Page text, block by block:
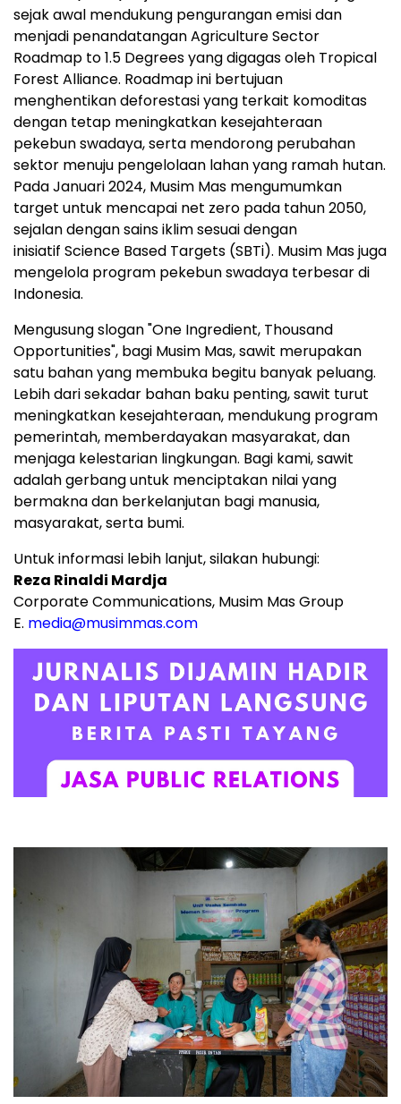
sejak awal mendukung pengurangan emisi dan
menjadi penandatangan Agriculture Sector
Roadmap to 1.5 Degrees yang digagas oleh Tropical
Forest Alliance. Roadmap ini bertujuan
menghentikan deforestasi yang terkait komoditas
dengan tetap meningkatkan kesejahteraan
pekebun swadaya, serta mendorong perubahan
sektor menuju pengelolaan lahan yang ramah hutan.
Pada Januari 2024, Musim Mas mengumumkan
target untuk mencapai net zero pada tahun 2050,
sejalan dengan sains iklim sesuai dengan
inisiatif Science Based Targets (SBTi). Musim Mas juga
mengelola program pekebun swadaya terbesar di
Indonesia.
Mengusung slogan "One Ingredient, Thousand
Opportunities", bagi Musim Mas, sawit merupakan
satu bahan yang membuka begitu banyak peluang.
Lebih dari sekadar bahan baku penting, sawit turut
meningkatkan kesejahteraan, mendukung program
pemerintah, memberdayakan masyarakat, dan
menjaga kelestarian lingkungan. Bagi kami, sawit
adalah gerbang untuk menciptakan nilai yang
bermakna dan berkelanjutan bagi manusia,
masyarakat, serta bumi.
Untuk informasi lebih lanjut, silakan hubungi:
Reza Rinaldi Mardja
Corporate Communications, Musim Mas Group
E. media@musimmas.com